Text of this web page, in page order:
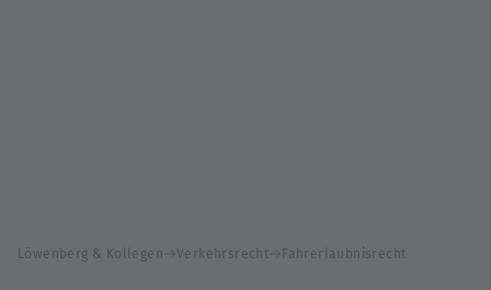
Löwenberg & Kollegen Verkehrsrecht Fahrerlaubnisrecht